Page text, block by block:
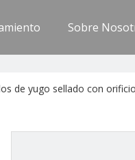
Sobre
de yugo sellado con